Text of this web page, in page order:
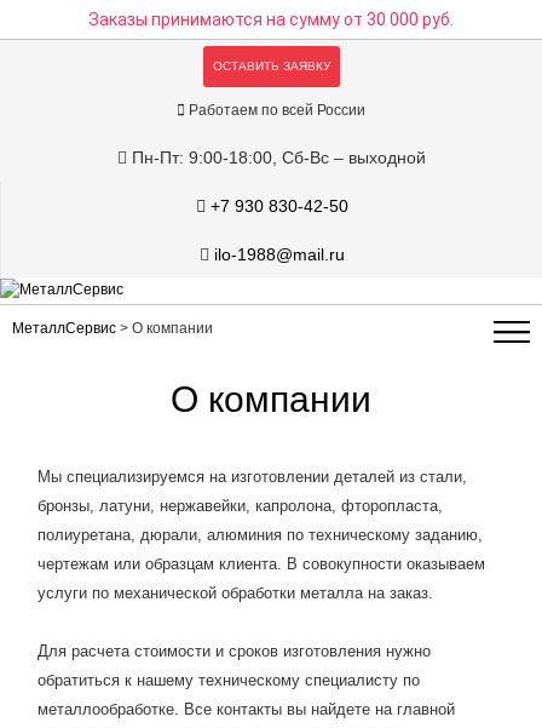
Заказы принимаются на суммуот 30 000 руб.
ОСТАВИТЬ ЗАЯВКУ
Работаем по всей России
Пн-Пт: 9:00-18:00, Сб-Вс – выходной
+7 930 830-42-50
ilo-1988@mail.ru
МеталлСервис > О компании
О компании
Мы специализируемся на изготовлении деталей из стали,
бронзы, латуни, нержавейки, капролона, фторопласта,
полиуретана, дюрали, алюминия по техническому заданию,
чертежам или образцам клиента. В совокупности оказываем
услуги по механической обработки металла на заказ.
Для расчета стоимости и сроков изготовления нужно
обратиться к нашему техническому специалисту по
металлообработке. Все контакты вы найдете на главной